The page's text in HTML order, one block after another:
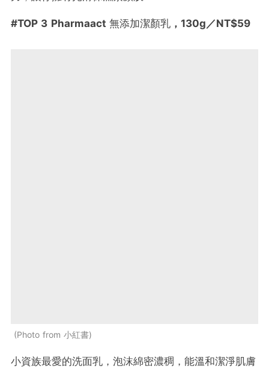
#TOP 3 Pharmaact 無添加潔顏乳 ， 130g／NT$59
Photo from 小紅書
小資族最愛的洗面乳，泡沫綿密濃稠，能溫和潔淨肌膚